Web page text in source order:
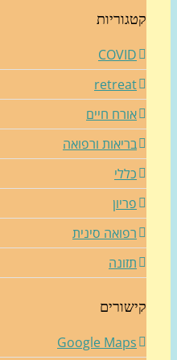
חיים
ורפואה
סינית
Google